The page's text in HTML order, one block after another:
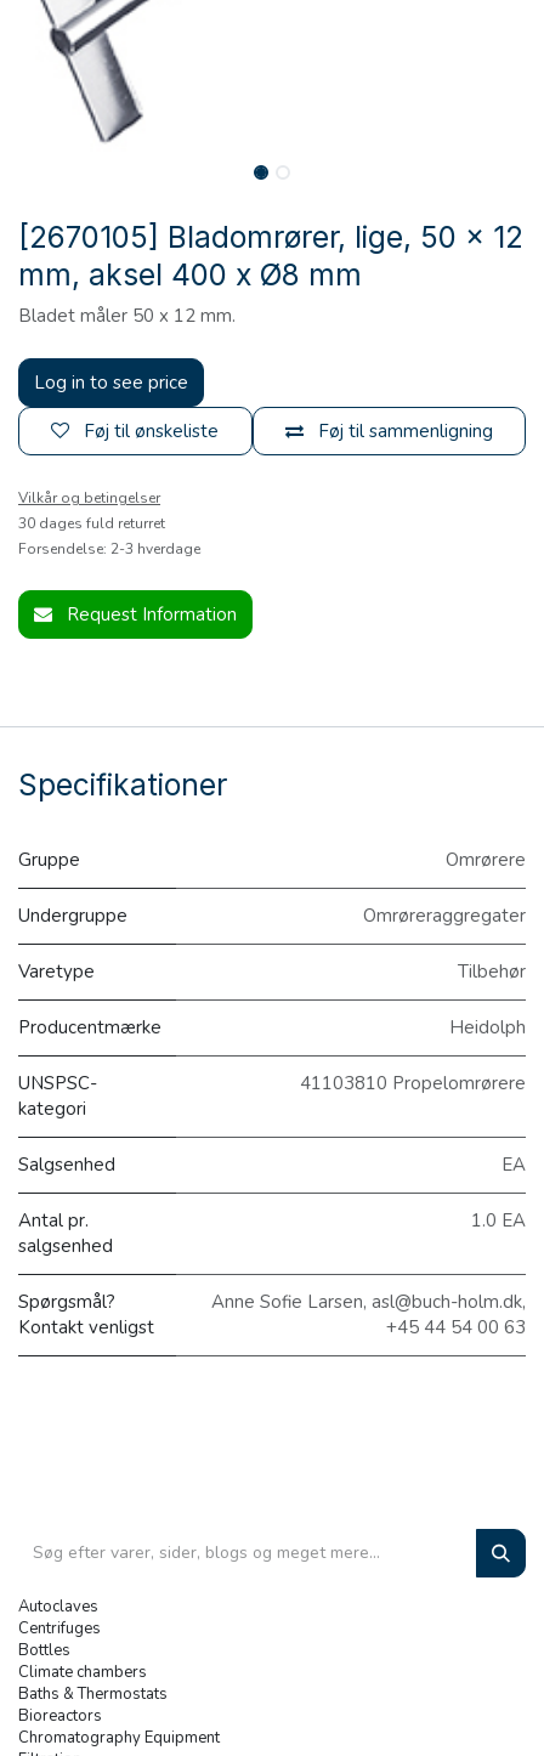
[2670105] Bladomrører, lige, 50 x 12
mm, aksel 400 x Ø8 mm
Bladet måler 50 x 12 mm.
Log in to see price
Føj til sammenligning
Føj til ønskeliste
Vilkår og betingelser
30 dages fuld returret
Forsendelse: 2-3 hverdage
Request Information
Specifikationer
Gruppe Omrørere
Undergruppe Omrøreraggregater
Varetype Tilbehør
Producentmærke Heidolph
UNSPSC-
kategori
41103810 Propelomrørere
Salgsenhed EA
Antal pr.
salgsenhed
1.0 EA
Spørgsmål?
Kontakt venligst
Anne Sofie Larsen, asl@buch-holm.dk,
+45 44 54 00 63
Autoclaves
Centrifuges
Bottles
Climate chambers
Baths & Thermostats
Bioreactors
Chromatography Equipment